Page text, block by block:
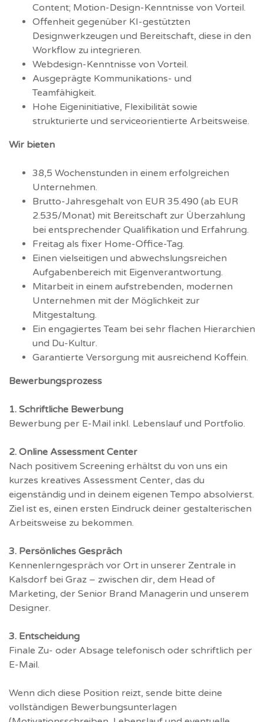
Content; Motion-Design-Kenntnisse von Vorteil.
Offenheit gegenüber KI-gestützten
Designwerkzeugen und Bereitschaft, diese in den
Workflow zu integrieren.
Webdesign-Kenntnisse von Vorteil.
Ausgeprägte Kommunikations- und
Teamfähigkeit.
Hohe Eigeninitiative, Flexibilität sowie
strukturierte und serviceorientierte Arbeitsweise.
Wir bieten
38,5 Wochenstunden in einem erfolgreichen
Unternehmen.
Brutto-Jahresgehalt von EUR 35.490 (ab EUR
2.535/Monat) mit Bereitschaft zur Überzahlung
bei entsprechender Qualifikation und Erfahrung.
Freitag als fixer Home-Office-Tag.
Einen vielseitigen und abwechslungsreichen
Aufgabenbereich mit Eigenverantwortung.
Mitarbeit in einem aufstrebenden, modernen
Unternehmen mit der Möglichkeit zur
Mitgestaltung.
Ein engagiertes Team bei sehr flachen Hierarchien
und Du-Kultur.
Garantierte Versorgung mit ausreichend Koffein.
Bewerbungsprozess
1. Schriftliche Bewerbung
Bewerbung per E-Mail inkl. Lebenslauf und Portfolio.
2. Online Assessment Center
Nach positivem Screening erhältst du von uns ein
kurzes kreatives Assessment Center, das du
eigenständig und in deinem eigenen Tempo absolvierst.
Ziel ist es, einen ersten Eindruck deiner gestalterischen
Arbeitsweise zu bekommen.
3. Persönliches Gespräch
Kennenlerngespräch vor Ort in unserer Zentrale in
Kalsdorf bei Graz – zwischen dir, dem Head of
Marketing, der Senior Brand Managerin und unserem
Designer.
3. Entscheidung
Finale Zu- oder Absage telefonisch oder schriftlich per
E-Mail.
Wenn dich diese Position reizt, sende bitte deine
vollständigen Bewerbungsunterlagen